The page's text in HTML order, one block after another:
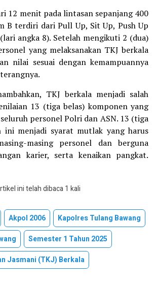
12 menit pada lintasan sepanjang 400
B terdiri dari Pull Up, Sit Up, Push Up
angka 8). Setelah mengikuti 2 (dua)
yang melaksanakan TKJ berkala
nilai sesuai dengan kemampuannya
TKJ berkala menjadi salah
13 (tiga belas) komponen yang
personel Polri dan ASN. 13 (tiga
ini menjadi syarat mutlak yang harus
masing personel dan berguna
karier, serta kenaikan pangkat.
ini telah dibaca 1 kali
Akpol 2006
Kapolres Tulang Bawang
Semester 1 Tahun 2025
Jasmani (TKJ) Berkala